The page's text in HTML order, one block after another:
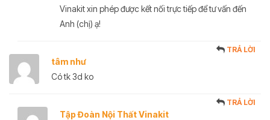
Vinakit xin phép được kết nối trực tiếp để tư vấn đến
Anh (chị) ạ!
tâm như
TRẢ LỜI
Có tk 3d ko
Tập Đoàn Nội Thất Vinakit
TRẢ LỜI